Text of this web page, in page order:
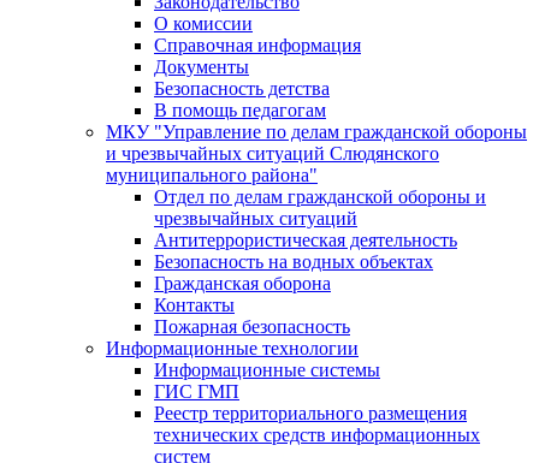
О комиссии
Справочная информация
Документы
Безопасность детства
В помощь педагогам
МКУ "Управление по делам гражданской обороны
и чрезвычайных ситуаций Слюдянского
муниципального района"
Отдел по делам гражданской обороны и
чрезвычайных ситуаций
Антитеррористическая деятельность
Безопасность на водных объектах
Гражданская оборона
Контакты
Пожарная безопасность
Информационные технологии
Информационные системы
ГИС ГМП
Реестр территориального размещения
технических средств информационных
систем